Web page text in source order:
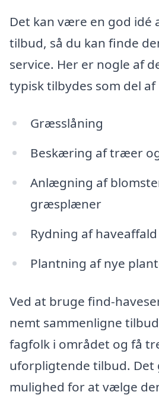
Det kan være en god idé
tilbud, så du kan finde
service. Her er nogle af
typisk tilbydes som del af
Græsslåning
Beskæring af træer
Anlægning af
græsplæner
Rydning af haveaffald
Plantning af nye
Ved at bruge find-
nemt sammenligne
fagfolk i området og få
uforpligtende tilbud. Det
mulighed for at vælge